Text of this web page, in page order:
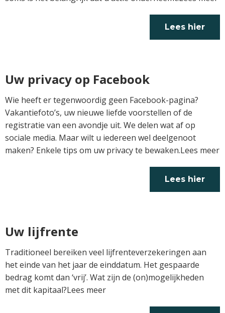
Lees hier
Uw privacy op Facebook
Wie heeft er tegenwoordig geen Facebook-pagina?
Vakantiefoto’s, uw nieuwe liefde voorstellen of de
registratie van een avondje uit. We delen wat af op
sociale media. Maar wilt u iedereen wel deelgenoot
maken? Enkele tips om uw privacy te bewaken.Lees meer
Lees hier
Uw lijfrente
Traditioneel bereiken veel lijfrenteverzekeringen aan
het einde van het jaar de einddatum. Het gespaarde
bedrag komt dan ‘vrij’. Wat zijn de (on)mogelijkheden
met dit kapitaal?Lees meer